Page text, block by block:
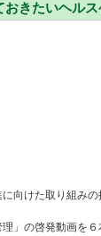
きたいヘル
向けた取り組み
」の啓発動画を６